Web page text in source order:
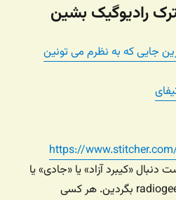
رادیوگیک بشین
جایی که به نظرم می تونین
https://
دنبال «کیبرد آزاد» یا «جادی» یا
«رادیوگیک» یا jadi یا radiogeek بگردین. هر کسی